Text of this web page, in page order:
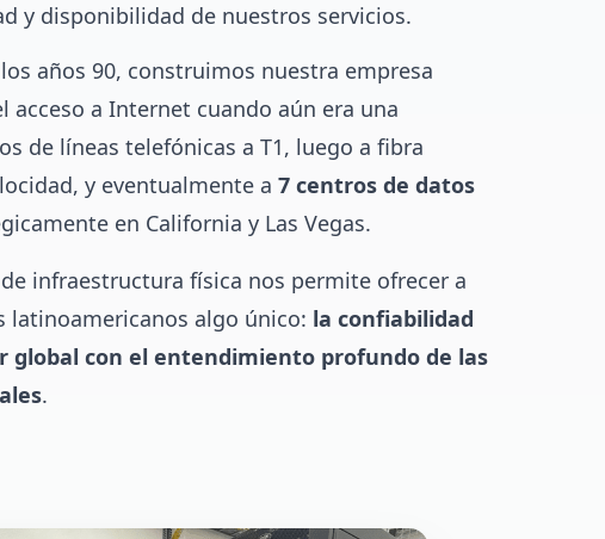
y disponibilidad de nuestros servicios.
años 90, construimos nuestra empresa
acceso a Internet cuando aún era una
de líneas telefónicas a T1, luego a fibra
y eventualmente a 7 centros de datos
en California y Las Vegas.
infraestructura física nos permite ofrecer a
latinoamericanos algo único: la confiabilidad
global con el entendimiento profundo de las
.